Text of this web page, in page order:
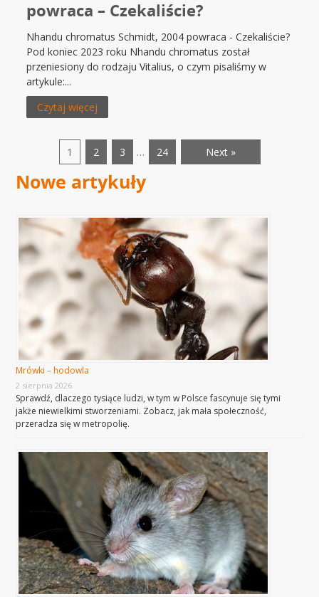
powraca – Czekaliście?
Nhandu chromatus Schmidt, 2004 powraca - Czekaliście?
Pod koniec 2023 roku Nhandu chromatus został
przeniesiony do rodzaju Vitalius, o czym pisaliśmy w
artykule:...
Czytaj więcej
1 2 3 … 24 Next »
Nowe artykuły
Mrówki – hodowla
2 sierpnia 2026
Sprawdź, dlaczego tysiące ludzi, w tym w Polsce fascynuje się tymi
jakże niewielkimi stworzeniami. Zobacz, jak mała społeczność,
przeradza się w metropolię.